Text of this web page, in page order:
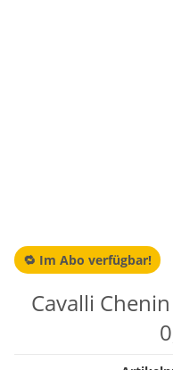
Cavalli
🔁 Im Abo verfügbar!